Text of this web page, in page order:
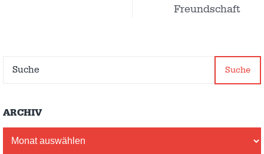
Freundschaft
Suche
ARCHIV